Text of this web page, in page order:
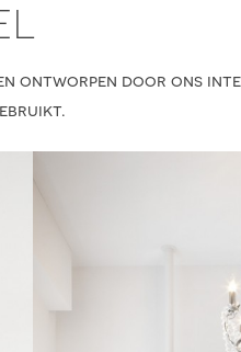
ontworpen door ons